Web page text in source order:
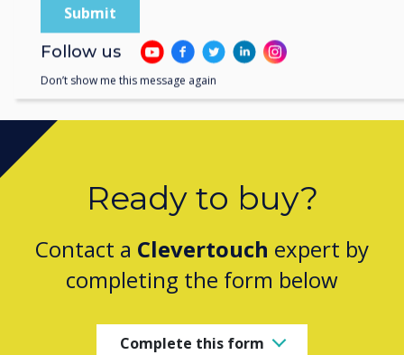
Ready to buy?
Contact a Clevertouch expert by
completing the form below
Complete this form
Follow us
Don’t show me this message again